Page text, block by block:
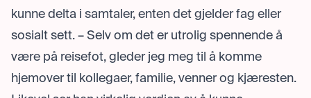
kunne delta i samtaler, enten det gjelder fag eller
sosialt sett. – Selv om det er utrolig spennende å
være på reisefot, gleder jeg meg til å komme
hjemover til kollegaer, familie, venner og kjæresten.